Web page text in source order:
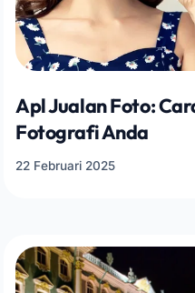
Apl Jualan Foto:
Fotografi Anda
22 Februari 2025